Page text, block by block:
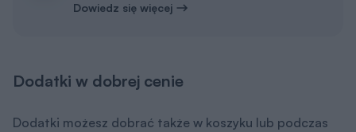
Dowiedz się więcej
Dodatki w dobrej cenie
Dodatki możesz dobrać także w koszyku lub podczas